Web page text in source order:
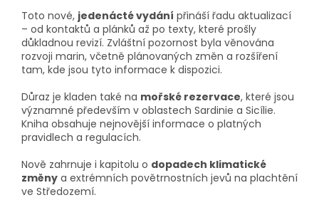
Toto nové, jedenácté vydání přináší řadu aktualizací
– od kontaktů a plánků až po texty, které prošly
důkladnou revizí. Zvláštní pozornost byla věnována
rozvoji marin, včetně plánovaných změn a rozšíření
tam, kde jsou tyto informace k dispozici.
Důraz je kladen také na mořské rezervace, které jsou
významné především v oblastech Sardinie a Sicílie.
Kniha obsahuje nejnovější informace o platných
pravidlech a regulacích.
Nově zahrnuje i kapitolu o dopadech klimatické
změny a extrémních povětrnostních jevů na plachtění
ve Středozemí.